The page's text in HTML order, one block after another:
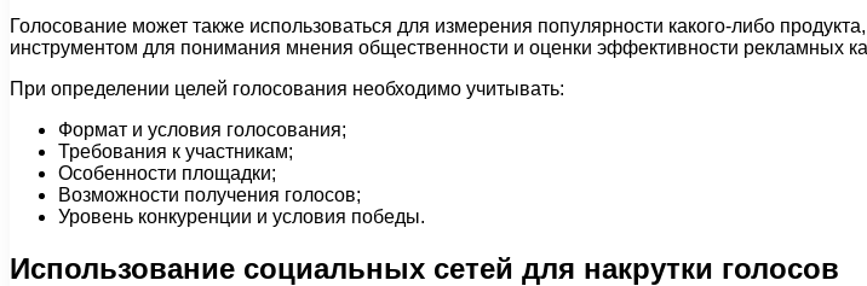
Голосование может также использоваться для измерения популярности какого-либо
инструментом для понимания мнения общественности и оценки эффективности рекламных
При определении целей голосования необходимо учитывать:
Формат и условия голосования;
Требования к участникам;
Особенности площадки;
Возможности получения голосов;
Уровень конкуренции и условия победы.
Использование социальных сетей для накрутки голосов